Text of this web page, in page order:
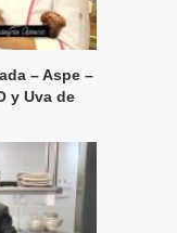
– Aspe –
y Uva de